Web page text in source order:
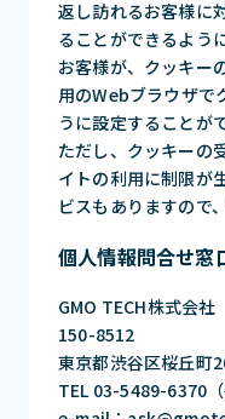
返し訪れるお客様に
ることができるよう
お客様が、クッキー
用のWebブラウザで
うに設定することが
ただし、クッキーの
イトの利用に制限が
ビスもありますので
個人情報問合せ窓
GMO TECH株式会社
150-8512
東京都渋谷区桜丘
TEL 03-5489-6370